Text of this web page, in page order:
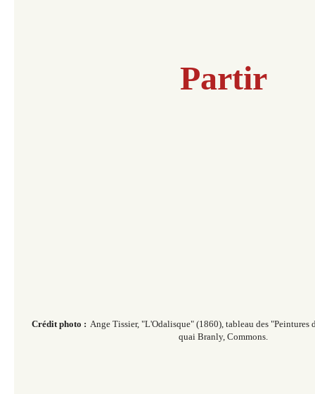
Partir
Crédit photo : Ange Tissier, "L'Odalisque" (1860), tableau des "Peintures
quai Branly, Commons.